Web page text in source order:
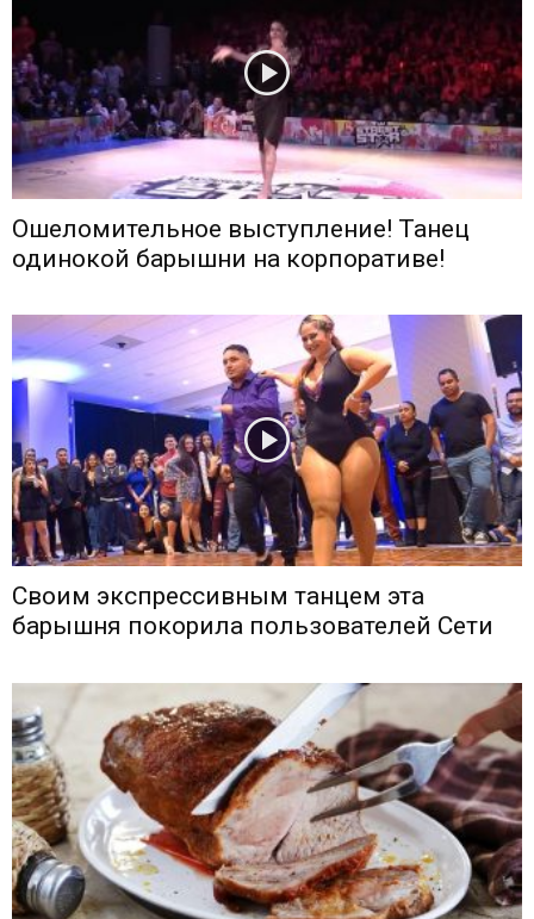
Ошеломительное выступление! Танец
одинокой барышни на корпоративе!
Своим экспрессивным танцем эта
барышня покорила пользователей Сети